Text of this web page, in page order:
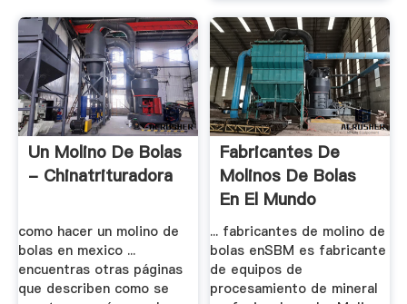
Un Molino De Bolas
- Chinatrituradora
como hacer un molino de
bolas en mexico ...
encuentras otras páginas
que describen como se
Fabricantes De
Molinos De Bolas
En El Mundo
... fabricantes de molino de
bolas enSBM es fabricante
de equipos de
procesamiento de mineral